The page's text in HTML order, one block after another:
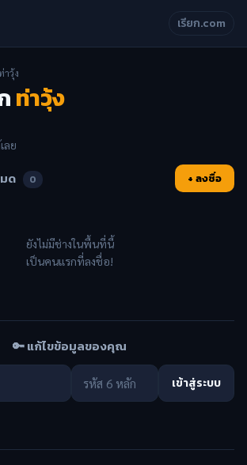
เรียก.com
าวุ้ง
ท่าวุ้ง
ลย
ด 0 + ลงชื่อ
ยังไม่มีช่างในพื้นที่นี้
เป็นคนแรกที่ลงชื่อ!
🔑 แก้ไขข้อมูลของคุณ
เข้าสู่ระบบ